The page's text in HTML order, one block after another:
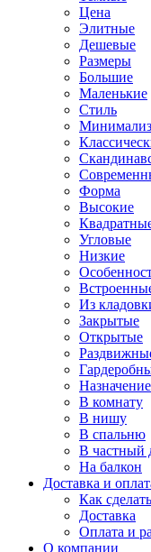
Цена
Элитные
Дешевые
Размеры
Большие
Маленькие
Стиль
Форма
Высокие
Угловые
Низкие
Из
Закрытые
Открытые
Назначение
В комнату
В нишу
В спальню
В частный
На балкон
Доставка и
Как
Доставка
Оплата и
О компании